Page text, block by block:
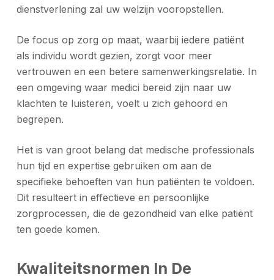
dienstverlening zal uw welzijn vooropstellen.
De focus op zorg op maat, waarbij iedere patiënt
als individu wordt gezien, zorgt voor meer
vertrouwen en een betere samenwerkingsrelatie. In
een omgeving waar medici bereid zijn naar uw
klachten te luisteren, voelt u zich gehoord en
begrepen.
Het is van groot belang dat medische professionals
hun tijd en expertise gebruiken om aan de
specifieke behoeften van hun patiënten te voldoen.
Dit resulteert in effectieve en persoonlijke
zorgprocessen, die de gezondheid van elke patiënt
ten goede komen.
Kwaliteitsnormen In De